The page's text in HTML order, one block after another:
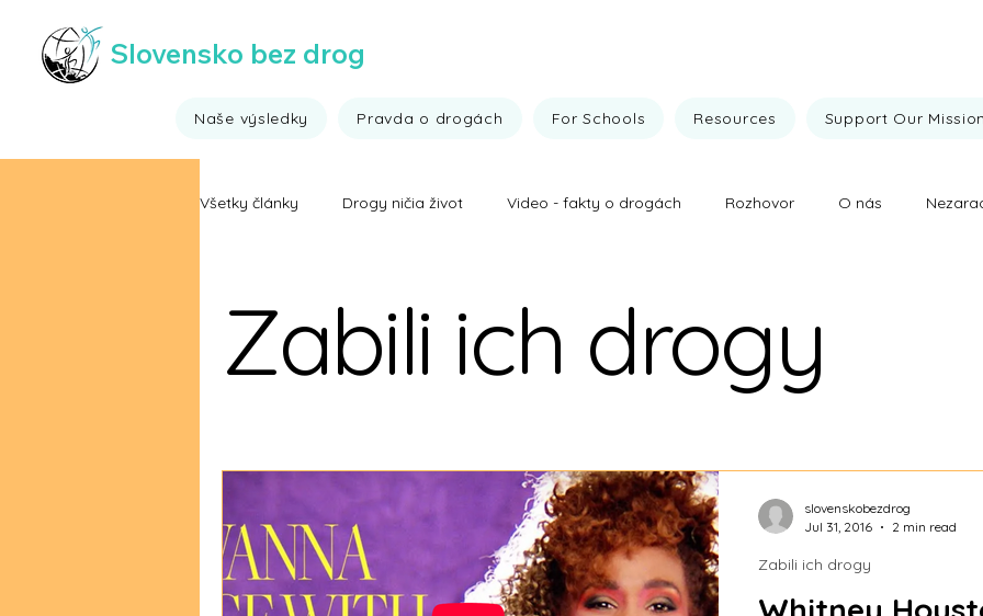
Slovensko bez drog
Naše výsledky Pravda o drogách For Schools Resources Support Our Mission
Všetky články Drogy ničia život Video - fakty o drogách Rozhovor O nás
Fakty o drogách Ide to aj bez drog Naše výsledky Nezaradené
Zabili ich drogy
Zabili ich drogy
slovenskobezdrog
Jul 31, 2016
2 min read